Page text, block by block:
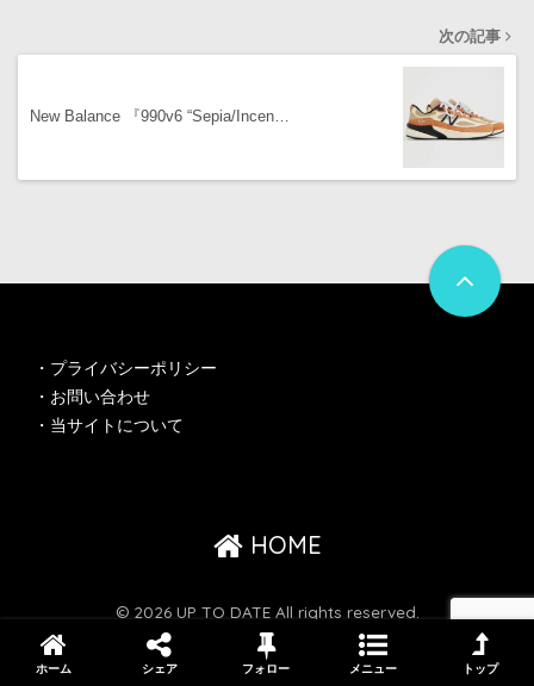
次の記事
New Balance 『990v6 “Sepia/Incen…
・ プライバシーポリシー
・ お問い合わせ
・ 当サイトについて
HOME
© 2026 UP TO DATE All rights reserved.
ホーム シェア フォロー メニュー トップ